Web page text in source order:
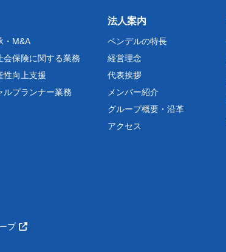
・M&A
会保険に関する業務
性向上支援
ルプランナー業務
法人案内
ペンデルの特長
経営理念
代表挨拶
メンバー紹介
グループ概要・沿革
アクセス
プ